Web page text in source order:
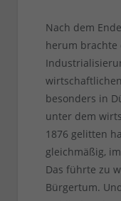
Nach dem
herum
besonders in
unter dem
1876 gelitten
gleichmäßig,
Das führte zu
Bürgertum.